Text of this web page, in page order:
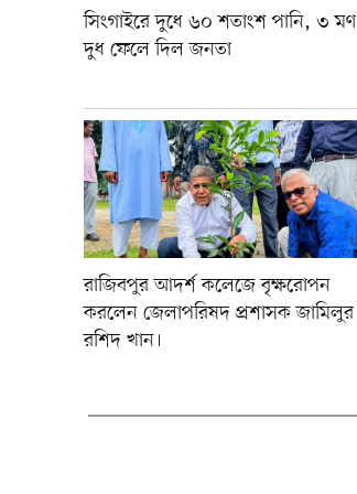
সিংগাইরে দুধে ৬০ শতাংশ পানি, ৩ মণ
দুধ ফেলে দিল জনতা
রাজিবপুর আদর্শ কলেজে বৃক্ষরোপন
করলেন জেলাপরিষদ প্রশাসক জামিলুর
রশিদ খান।